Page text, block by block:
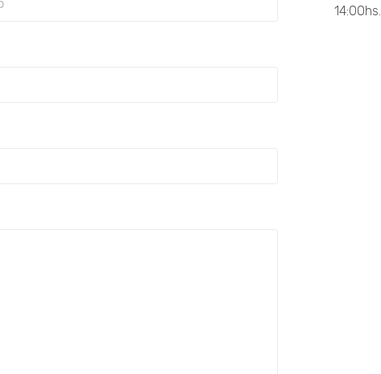
14:00hs.